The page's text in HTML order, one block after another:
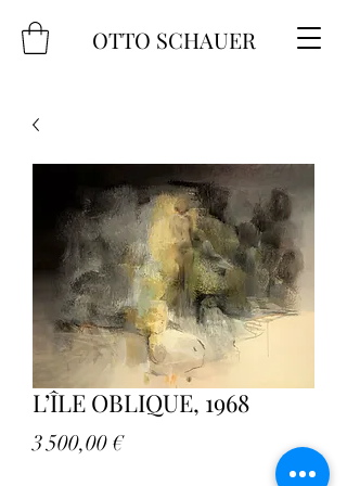
OTTO SCHAUER
L’ÎLE OBLIQUE, 1968
3 500,00 €Prix